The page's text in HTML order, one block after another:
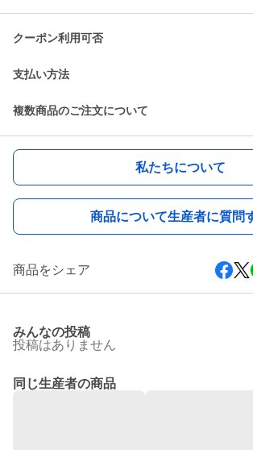
クーポン利用可否
支払い方法
複数商品のご注文について
私たちについて
商品について生産者に質問
商品をシェア
みんなの投稿
投稿はありません
同じ生産者の商品